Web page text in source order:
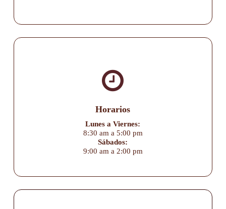
Horarios
Lunes a Viernes:
8:30 am a 5:00 pm
Sábados:
9:00 am a 2:00 pm